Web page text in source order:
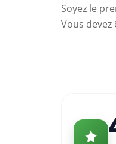
Soyez le
Vous devez